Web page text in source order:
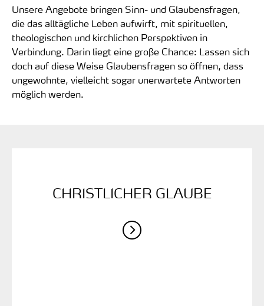
Unsere Angebote bringen Sinn- und Glaubensfragen,
die das alltägliche Leben aufwirft, mit spirituellen,
theologischen und kirchlichen Perspektiven in
Verbindung. Darin liegt eine große Chance: Lassen sich
doch auf diese Weise Glaubensfragen so öffnen, dass
ungewohnte, vielleicht sogar unerwartete Antworten
möglich werden.
CHRISTLICHER GLAUBE